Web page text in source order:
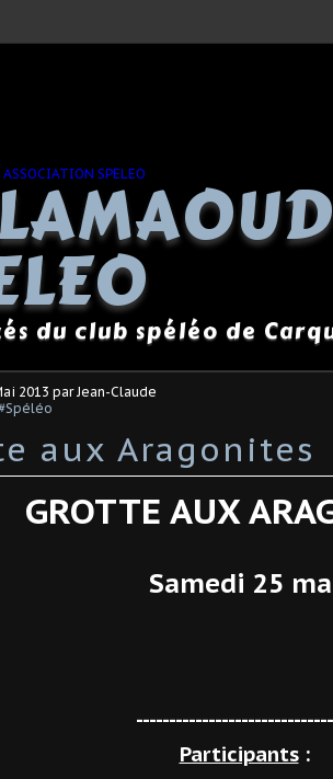
du club spéléo de
2013 par Jean-Claude
aux Aragonites
GROTTE AUX
Samedi 25
Participants: